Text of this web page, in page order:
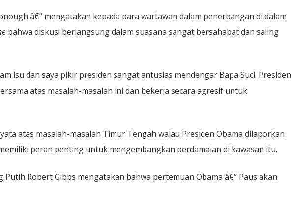
â€“ mengatakan kepada para wartawan dalam penerbangan di dalam
bahwa diskusi berlangsung dalam suasana sangat bersahabat dan saling
isu dan saya pikir presiden sangat antusias mendengar Bapa Suci. Presiden
atas masalah-masalah ini dan bekerja secara agresif untuk
atas masalah-masalah Timur Tengah walau Presiden Obama dilaporkan
peran penting untuk mengembangkan perdamaian di kawasan itu.
Putih Robert Gibbs mengatakan bahwa pertemuan Obama â€“ Paus akan